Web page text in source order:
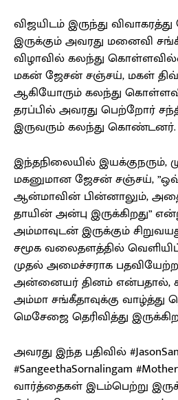
விஜயிடம் இருந்து
இருக்கும் அவரது மனைவி
விழாவில் கலந்து
மகன் ஜேசன் சஞ்சய், மகள்
ஆகியோரும் கலந்து
தரப்பில் அவரது பெற்றோர்
இருவரும் கலந்து கொண்டனர்.
இந்தநிலையில் இயக்குநரும்,
மகனுமான ஜேசன் சஞ்சய்,
ஆன்மாவின் பின்னாலும், அதை
தாயின் அன்பு இருக்கிறது”
அம்மாவுடன் இருக்கும்
சமூக வலைதளத்தில்
முதல் அமைச்சராக
அன்னையர் தினம் என்பதால்,
அம்மா சங்கீதாவுக்கு வாழ்த்து
மெசேஜை தெரிவித்து
அவரது இந்த பதிவில்
#SangeethaSornalingam
வார்த்தைகள் இடம்பெற்று